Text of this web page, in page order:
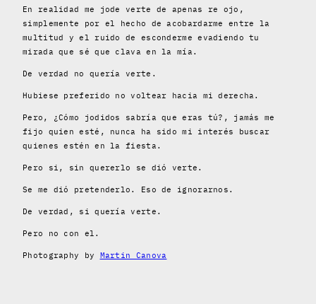
En realidad me jode verte de apenas re ojo,
simplemente por el hecho de acobardarme entre la
multitud y el ruido de esconderme evadiendo tu
mirada que sé que clava en la mía.
De verdad no quería verte.
Hubiese preferido no voltear hacia mi derecha.
Pero, ¿Cómo jodidos sabría que eras tú?, jamás me
fijo quien esté, nunca ha sido mi interés buscar
quienes estén en la fiesta.
Pero si, sin quererlo se dió verte.
Se me dió pretenderlo. Eso de ignorarnos.
De verdad, si quería verte.
Pero no con el.
Photography by Martin Canova